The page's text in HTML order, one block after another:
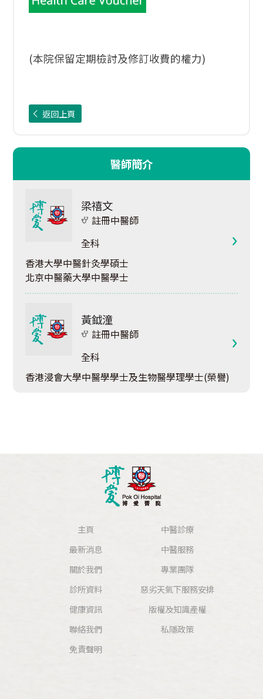
(本院保留定期檢討及修訂收費的權力)
返回上頁
醫師簡介
梁禧文
註冊中醫師
全科
香港大學中醫針灸學碩士
北京中醫藥大學中醫學士
黃鉞潼
註冊中醫師
全科
香港浸會大學中醫學學士及生物醫學理學士(榮譽)
主頁
最新消息
關於我們
中醫診療
中醫服務
專業團隊
診所資料
健康資訊
聯絡我們
惡劣天氣下服務安排
版權及知識產權
私隱政策
免責聲明